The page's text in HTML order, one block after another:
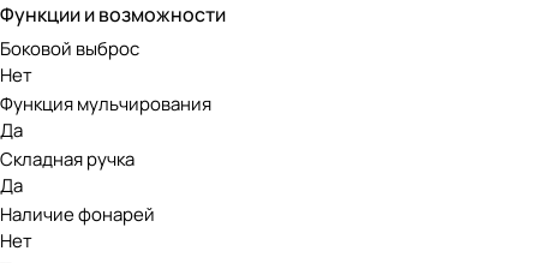
Универсальные аккумуляторы
Газонокосилка WORX WG748E 40V работает от
Эти батареи совместимы со всей аккумуляторной
Для питания техники 20V нужна 1 батарея PowerShare 20V.
Для 40V — 2 батареи PowerShare 20V.
Для 80V — 4 батареи PowerShare 20V.
Функции и возможности
Боковой выброс
Нет
Функция мульчирования
Да
Складная ручка
Да
Наличие фонарей
Нет